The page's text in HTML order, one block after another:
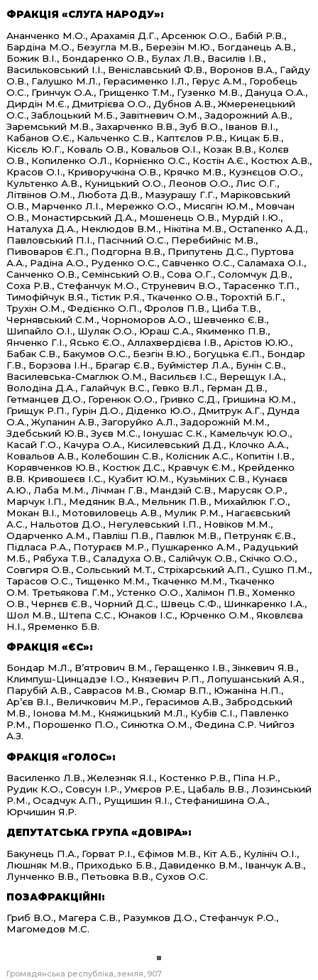
ФРАКЦІЯ «СЛУГА НАРОДУ»:
Ананченко М.О., Арахамія Д.Г., Арсенюк О.О., Бабій Р.В.,
Бардіна М.О., Безугла М.В., Березін М.Ю., Богданець А.В.,
Божик В.І., Бондаренко О.В., Булах Л.В., Василів І.В.,
Васильковський І.І., Веніславський Ф.В., Воронов В.А., Гайду
О.В., Галушко М.Л., Герасименко І.Л., Герус А.М., Горобець
О.С., Гринчук О.А., Грищенко Т.М., Гузенко М.В., Дануца О.А.,
Дирдін М.Є., Дмитрієва О.О., Дубнов А.В., Жмеренецький
О.С., Заблоцький М.Б., Завітневич О.М., Задорожний А.В.,
Заремський М.В., Захарченко В.В., Зуб В.О., Іванов В.І.,
Кабанов О.Є., Кальченко С.В., Каптєлов Р.В., Кицак Б.В.,
Кісєль Ю.Г., Коваль О.В., Ковальов О.І., Козак В.В., Колєв
О.В., Копиленко О.Л., Корнієнко О.С., Костін А.Є., Костюх А.В.,
Красов О.І., Криворучкіна О.В., Крячко М.В., Кузнєцов О.О.,
Культенко А.В., Куницький О.О., Леонов О.О., Лис О.Г.,
Літвінов О.М., Любота Д.В., Мазурашу Г.Г., Маріковський
О.В., Марченко Л.І., Мережко О.О., Мисягін Ю.М., Мовчан
О.В., Монастирський Д.А., Мошенець О.В., Мурдій І.Ю.,
Наталуха Д.А., Неклюдов В.М., Нікітіна М.В., Остапенко А.Д.,
Павловський П.І., Пасічний О.С., Перебийніс М.В.,
Пивоваров Є.П., Подгорна В.В., Припутень Д.С., Пуртова
А.А., Радіна А.О., Руденко О.С., Савченко О.С., Саламаха О.І.,
Санченко О.В., Семінський О.В., Сова О.Г., Соломчук Д.В.,
Соха Р.В., Стефанчук М.О., Струневич В.О., Тарасенко Т.П.,
Тимофійчук В.Я., Тістик Р.Я., Ткаченко О.В., Торохтій Б.Г.,
Трухін О.М., Федієнко О.П., Фролов П.В., Циба Т.В.,
Чернявський С.М., Чорноморов А.О., Шевченко Є.В.,
Шипайло О.І., Шуляк О.О., Юраш С.А., Якименко П.В.,
Янченко Г.І., Ясько Є.О., Аллахвердієва І.В., Арістов Ю.Ю.,
Бабак С.В., Бакумов О.С., Безгін В.Ю., Богуцька Є.П., Бондар
Г.В., Борзова І.Н., Брагар Є.В., Буймістер Л.А., Бунін С.В.,
Василевська-Смаглюк О.М., Васильєв І.С., Верещук І.А.,
Володіна Д.А., Галайчук В.С., Гевко В.Л., Герман Д.В.,
Гетманцев Д.О., Горенюк О.О., Гривко С.Д., Гришина Ю.М.,
Грищук Р.П., Гурін Д.О., Діденко Ю.О., Дмитрук А.Г., Дунда
О.А., Жупанин А.В., Загоруйко А.Л., Задорожній М.М.,
Здебський Ю.В., Зуєв М.С., Іонушас С.К., Камельчук Ю.О.,
Касай Г.О., Качура О.А., Кисилевський Д.Д., Клочко А.А.,
Ковальов А.В., Колебошин С.В., Колісник А.С., Копитін І.В.,
Корявченков Ю.В., Костюк Д.С., Кравчук Є.М., Крейденко
В.В. Кривошеєв І.С., Кузбит Ю.М., Кузьміних С.В., Кунаєв
А.Ю., Лаба М.М., Лічман Г.В., Мандзій С.В., Марусяк О.Р.,
Марчук І.П., Медяник В.А., Мельник П.В., Михайлюк Г.О.,
Мокан В.І., Мотовиловець А.В., Мулик Р.М., Нагаєвський
А.С., Нальотов Д.О., Негулевський І.П., Новіков М.М.,
Одарченко А.М., Павліш П.В., Павлюк М.В., Петруняк Є.В.,
Підласа Р.А., Потураєв М.Р., Пушкаренко А.М., Радуцький
М.Б., Рябуха Т.В., Саладуха О.В., Салійчук О.В., Скічко О.О.,
Совгиря О.В., Сольський М.Т., Стріхарський А.П., Сушко П.М.,
Тарасов О.С., Тищенко М.М., Ткаченко М.М., Ткаченко
О.М. Третьякова Г.М., Устенко О.О., Халімон П.В., Хоменко
О.В., Чернєв Є.В., Чорний Д.С., Швець С.Ф., Шинкаренко І.А.,
Шол М.В., Штепа С.С., Юнаков І.С., Юрченко О.М., Яковлєва
Н.І., Яременко Б.В.
ФРАКЦІЯ «ЄС»:
Бондар М.Л., В’ятрович В.М., Геращенко І.В., Зінкевич Я.В.,
Климпуш-Цинцадзе І.О., Князевич Р.П., Лопушанський А.Я.,
Парубій А.В., Саврасов М.В., Сюмар В.П., Южаніна Н.П.,
Ар’єв В.І., Величкович М.Р., Герасимов А.В., Забродський
М.В., Іонова М.М., Княжицький М.Л., Кубів С.І., Павленко
Р.М., Порошенко П.О., Синютка О.М., Федина С.Р. Чийгоз
А.З.
ФРАКЦІЯ «ГОЛОС»:
Василенко Л.В., Железняк Я.І., Костенко Р.В., Піпа Н.Р.,
Рудик К.О., Совсун І.Р., Умєров Р.Е., Цабаль В.В., Лозинський
Р.М., Осадчук А.П., Рущишин Я.І., Стефанишина О.А.,
Юрчишин Я.Р.
ДЕПУТАТСЬКА ГРУПА «ДОВІРА»:
Бакунець П.А., Горват Р.І., Єфімов М.В., Кіт А.Б., Кулініч О.І.,
Люшняк М.В., Приходько Б.В., Давиденко В.М., Іванчук А.В.,
Лунченко В.В., Петьовка В.В., Сухов О.С.
ПОЗАФРАКЦІЙНІ:
Гриб В.О., Магера С.В., Разумков Д.О., Стефанчук Р.О.,
Магомедов М.С.
Громадянська республіка земля 907